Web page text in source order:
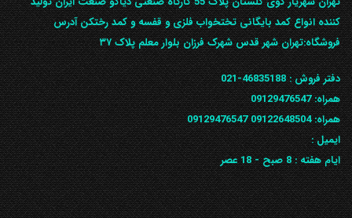
کننده انواع کمد بایگانی تختخواب فلزی و قفسه و کمد رختکن آدرس
ف‍روشگاه:تهران شهر قدس شهرک فرزان بلوار معلم پلاک ۳۷
دفتر فروش :46835188-021
همراه:09129476547
همراه: 09122648504
09129476547
ایمیل :
ایام هفته :8 صبح - 18 عصر